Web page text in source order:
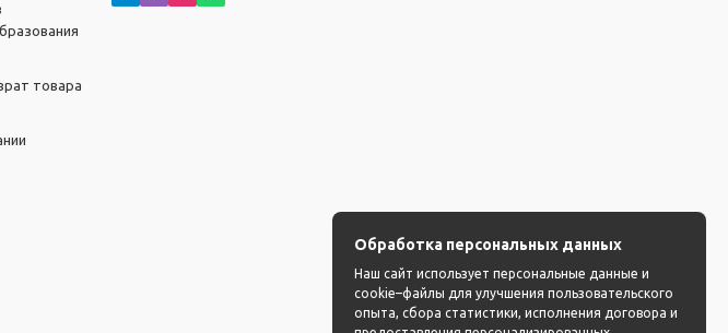
товара
Обработка персональных данных
Наш сайт использует персональные данные и
cookie–файлы для улучшения пользовательского
опыта, сбора статистики, исполнения договора и